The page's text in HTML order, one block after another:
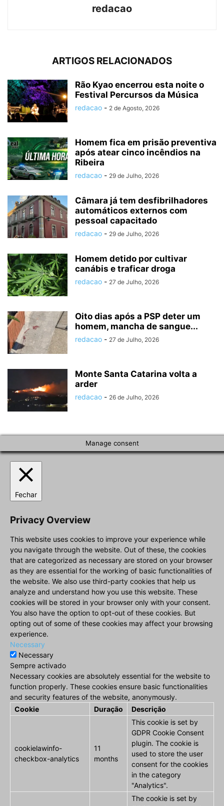
redacao
ARTIGOS RELACIONADOS
Rão Kyao encerrou esta noite o
Festival Percursos da Música
redacao - 2 de Agosto, 2026
Homem fica em prisão preventiva
após atear cinco incêndios na
Ribeira
redacao - 29 de Julho, 2026
Câmara já tem desfibrilhadores
automáticos externos com
pessoal capacitado
redacao - 29 de Julho, 2026
Homem detido por cultivar
canábis e traficar droga
redacao - 27 de Julho, 2026
Oito dias após a PSP deter um
homem, mancha de sangue...
redacao - 27 de Julho, 2026
Monte Santa Catarina volta a
arder
redacao - 26 de Julho, 2026
Manage consent
Fechar
Privacy Overview
This website uses cookies to improve your experience while
you navigate through the website. Out of these, the cookies
that are categorized as necessary are stored on your browser
as they are essential for the working of basic functionalities of
the website. We also use third-party cookies that help us
analyze and understand how you use this website. These
cookies will be stored in your browser only with your consent.
You also have the option to opt-out of these cookies. But
opting out of some of these cookies may affect your browsing
experience.
Necessary
Necessary
Sempre activado
Necessary cookies are absolutely essential for the website to
function properly. These cookies ensure basic functionalities
and security features of the website, anonymously.
Cookie
Duração Descrição
cookielawinfo-
checkbox-analytics
11
months
This cookie is set by
GDPR Cookie Consent
plugin. The cookie is
used to store the user
consent for the cookies
in the category
"Analytics".
The cookie is set by